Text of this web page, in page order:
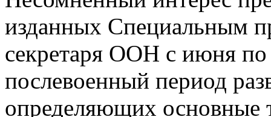
изданных Специальным
секретаря ООН с июня по
послевоенный период
определяющих основные